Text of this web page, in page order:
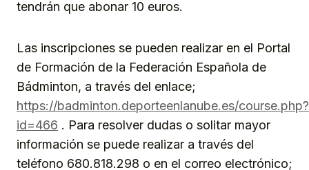
tendrán que abonar 10 euros.
Las inscripciones se pueden realizar en el Portal
de Formación de la Federación Española de
Bádminton, a través del enlace;
https://badminton.deporteenlanube.es/course.php?
id=466 . Para resolver dudas o solitar mayor
información se puede realizar a través del
teléfono 680.818.298 o en el correo electrónico;